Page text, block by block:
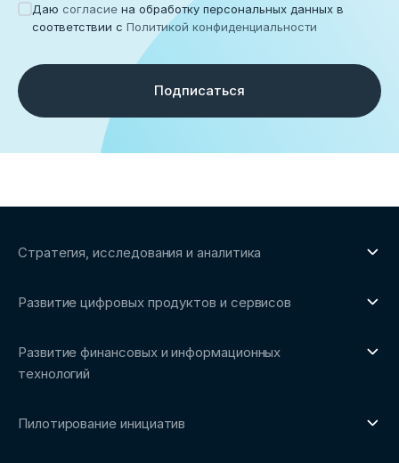
Даю согласие на обработку персональных данных в
соответствии с Политикой конфиденциальности
Подписаться
Стратегия, исследования и аналитика
Обзоры рынка и аналитические исследования
Трендвотчинг и информационный сервис
Развитие цифровых продуктов и сервисов
Развитие финансовых и информационных
технологий
Репозиторий Ассоциации
Пилотирование инициатив